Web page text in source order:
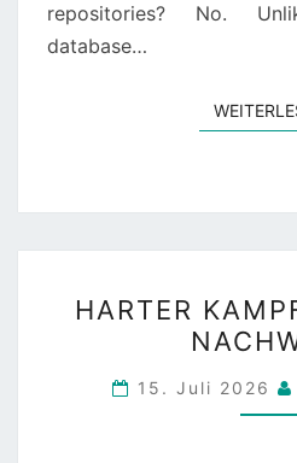
repositories? No.
database…
UM
HARTER
15. Juli 2026